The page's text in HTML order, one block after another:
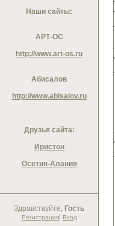
Наши сайты:
АРТ-ОС
http://www.art-os.ru
Абисалов
http://www.abisalov.ru
Друзья сайта:
Иристон
Осетия-Алания
Здравствуйте, Гость
Регистрация| Вход